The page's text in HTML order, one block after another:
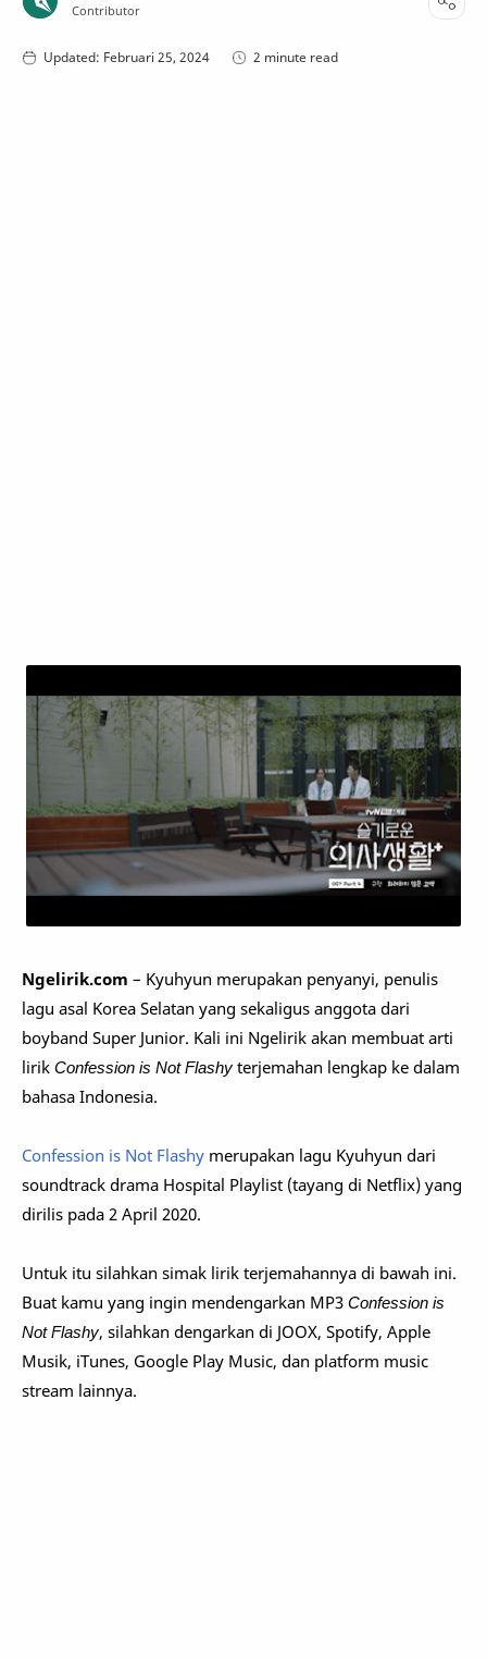
2 minute read
Ngelirik.com – Kyuhyun merupakan penyanyi, penulis
lagu asal Korea Selatan yang sekaligus anggota dari
boyband Super Junior. Kali ini Ngelirik akan membuat arti
lirik Confession is Not Flashy terjemahan lengkap ke dalam
bahasa Indonesia.
Confession is Not Flashy merupakan lagu Kyuhyun dari
soundtrack drama Hospital Playlist (tayang di Netflix) yang
dirilis pada 2 April 2020.
Untuk itu silahkan simak lirik terjemahannya di bawah ini.
Buat kamu yang ingin mendengarkan MP3 Confession is
Not Flashy, silahkan dengarkan di JOOX, Spotify, Apple
Musik, iTunes, Google Play Music, dan platform music
stream lainnya.